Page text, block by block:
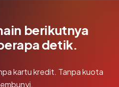
berikutnya
detik.
kartu kredit. Tanpa kuota